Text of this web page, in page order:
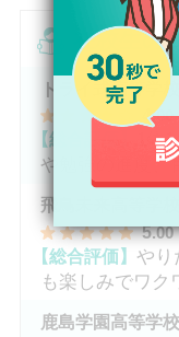
在校生の
トライ式高等学校
4.00
【総合評価】
1体
や勉強の進度、
飛鳥未来高等学校
5.00
【総合評価】 やり
も楽しみでワク
鹿島学園高等学校